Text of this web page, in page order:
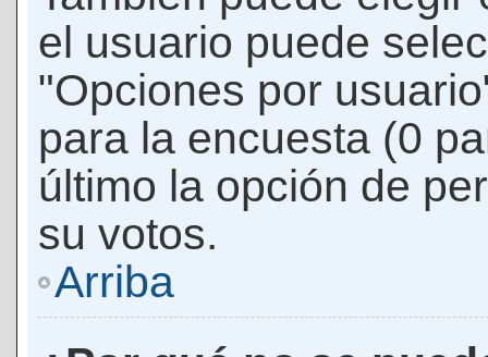
el usuario puede
"Opciones por
para la encuesta (0
último la opción de
su votos.
Arriba